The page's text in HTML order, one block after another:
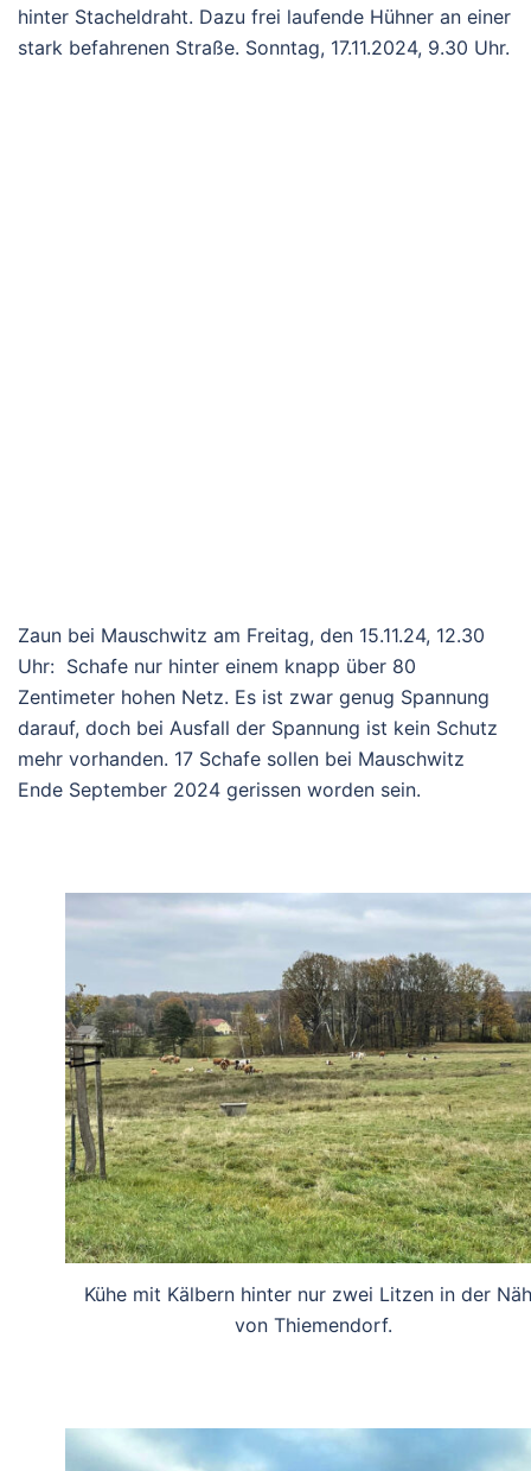
hinter Stacheldraht. Dazu frei laufende Hühner an einer
stark befahrenen Straße. Sonntag, 17.11.2024, 9.30 Uhr.
Zaun bei Mauschwitz am Freitag, den 15.11.24, 12.30
Uhr: Schafe nur hinter einem knapp über 80
Zentimeter hohen Netz. Es ist zwar genug Spannung
darauf, doch bei Ausfall der Spannung ist kein Schutz
mehr vorhanden. 17 Schafe sollen bei Mauschwitz
Ende September 2024 gerissen worden sein.
Kühe mit Kälbern hinter nur zwei Litzen in der
von Thiemendorf.